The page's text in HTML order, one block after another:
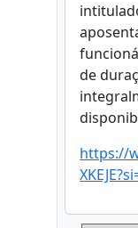
de
https://